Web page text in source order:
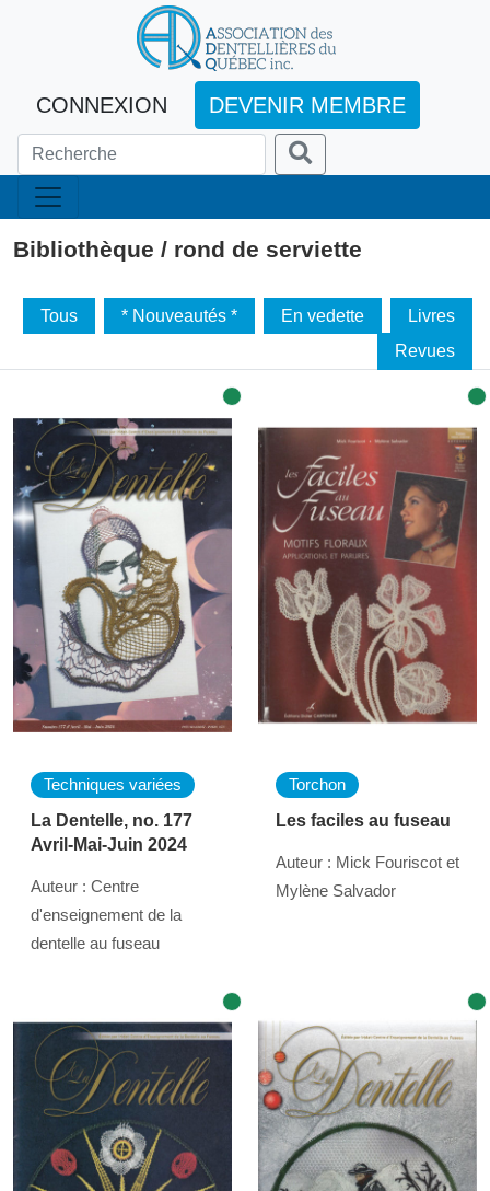
CONNEXION DEVENIR MEMBRE
Bibliothèque / rond de serviette
Tous * Nouveautés * En vedette
Livres
Revues
Techniques variées
La Dentelle, no. 177
Avril-Mai-Juin 2024
Auteur : Centre
d'enseignement de la
dentelle au fuseau
Torchon
Les faciles au fuseau
Auteur : Mick Fouriscot et
Mylène Salvador